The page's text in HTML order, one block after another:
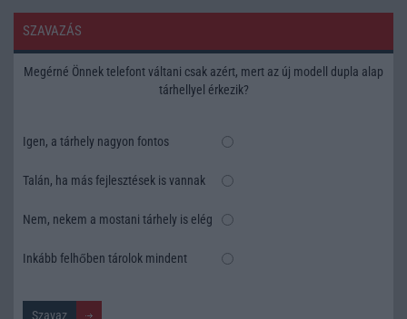
SZAVAZÁS
Megérné Önnek telefont váltani csak azért, mert az új modell dupla alap
tárhellyel érkezik?
Igen, a tárhely nagyon fontos
Talán, ha más fejlesztések is vannak
Nem, nekem a mostani tárhely is elég
Inkább felhőben tárolok mindent